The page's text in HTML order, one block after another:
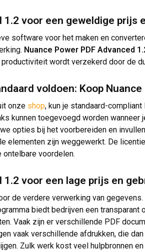
1.2 voor een geweldige
software voor het maken en
Nuance Power PDF Advanced
wordt verzekerd door de
voldoen: Koop
onze shop, kun je standaard-
kunnen toegevoegd worden wanneer
opties bij het voorbereiden en
elementen zijn weggewerkt. De
ontelbare voordelen
1.2 voor een lage prijs en
de verdere verwerking van
biedt bedrijven een
Vaak zijn er verschillende PDF
vaak verschillende afdrukken, die
Zulk werk kost veel hulpbronnen